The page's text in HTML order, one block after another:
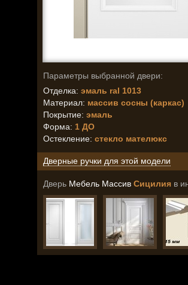
Параметры выбранной двери:
Отделка: эмаль ral 1013
Материал: массив сосны (каркас)
Покрытие: эмаль
Форма: 1 ДО
Остекление: стекло мателюкс
Дверные ручки для этой модели
Дверь Мебель Массив Сицилия в